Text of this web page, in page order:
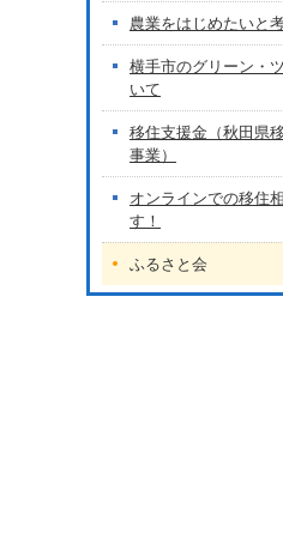
農業をはじめたいと
横手市のグリーン・
いて
移住支援金（秋田県
事業）
オンラインでの移住
す！
ふるさと会